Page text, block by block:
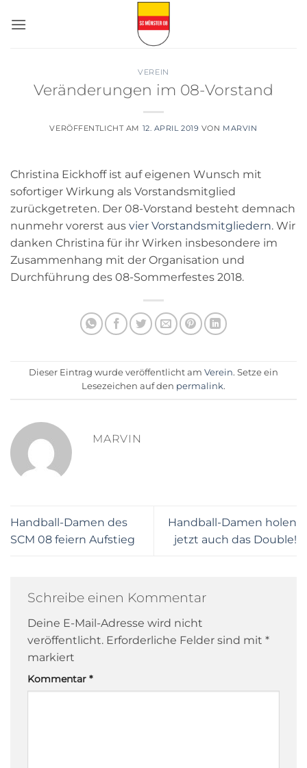
Inhalt
VEREIN
Veränderungen im 08-Vorstand
VERÖFFENTLICHT AM 12. APRIL 2019 VON MARVIN
Christina Eickhoff ist auf eigenen Wunsch mit
sofortiger Wirkung als Vorstandsmitglied
zurückgetreten. Der 08-Vorstand besteht demnach
nunmehr vorerst aus vier Vorstandsmitgliedern. Wir
danken Christina für ihr Wirken insbesondere im
Zusammenhang mit der Organisation und
Durchführung des 08-Sommerfestes 2018.
Dieser Eintrag wurde veröffentlicht am Verein. Setze ein
Lesezeichen auf den permalink.
MARVIN
Handball-Damen des
SCM 08 feiern Aufstieg
Handball-Damen holen
jetzt auch das Double!
Schreibe einen Kommentar
Deine E-Mail-Adresse wird nicht
veröffentlicht. Erforderliche Felder sind mit *
markiert
Kommentar *